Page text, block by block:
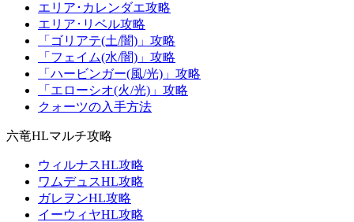
エリア･カレンダエ攻略
エリア･リベル攻略
「ゴリアテ(土/闇)」攻略
「フェイム(水/闇)」攻略
「ハービンガー(風/光)」攻略
「エローシオ(火/光)」攻略
クォーツの入手方法
六竜HLマルチ攻略
ウィルナスHL攻略
ワムデュスHL攻略
ガレヲンHL攻略
イーウィヤHL攻略